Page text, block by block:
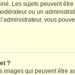
Les sujets peuvent
ou un
vous
?
images qui peuvent être